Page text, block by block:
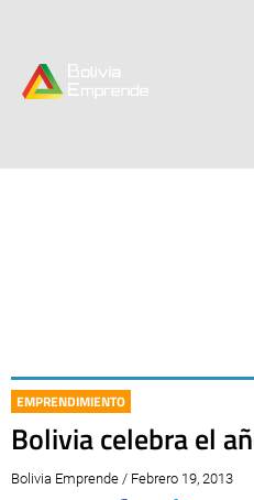
EMPRENDIMIENTO
Bolivia celebra el
Bolivia Emprende / Febrero 19, 2013